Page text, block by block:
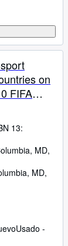
on
FIFA
13:
MD,
MD,
Usado -